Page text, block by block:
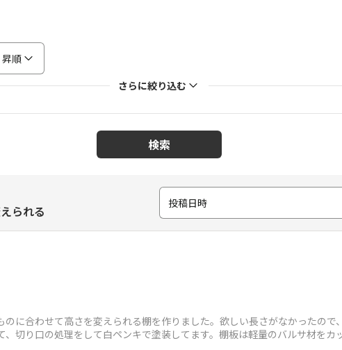
昇順
さらに絞り込む
検索
られる
投稿日時
のに合わせて高さを変えられる棚を作りました。欲しい長さがなかったので
切り口の処理をして白ペンキで塗装してます。棚板は軽量のバルサ材をカ